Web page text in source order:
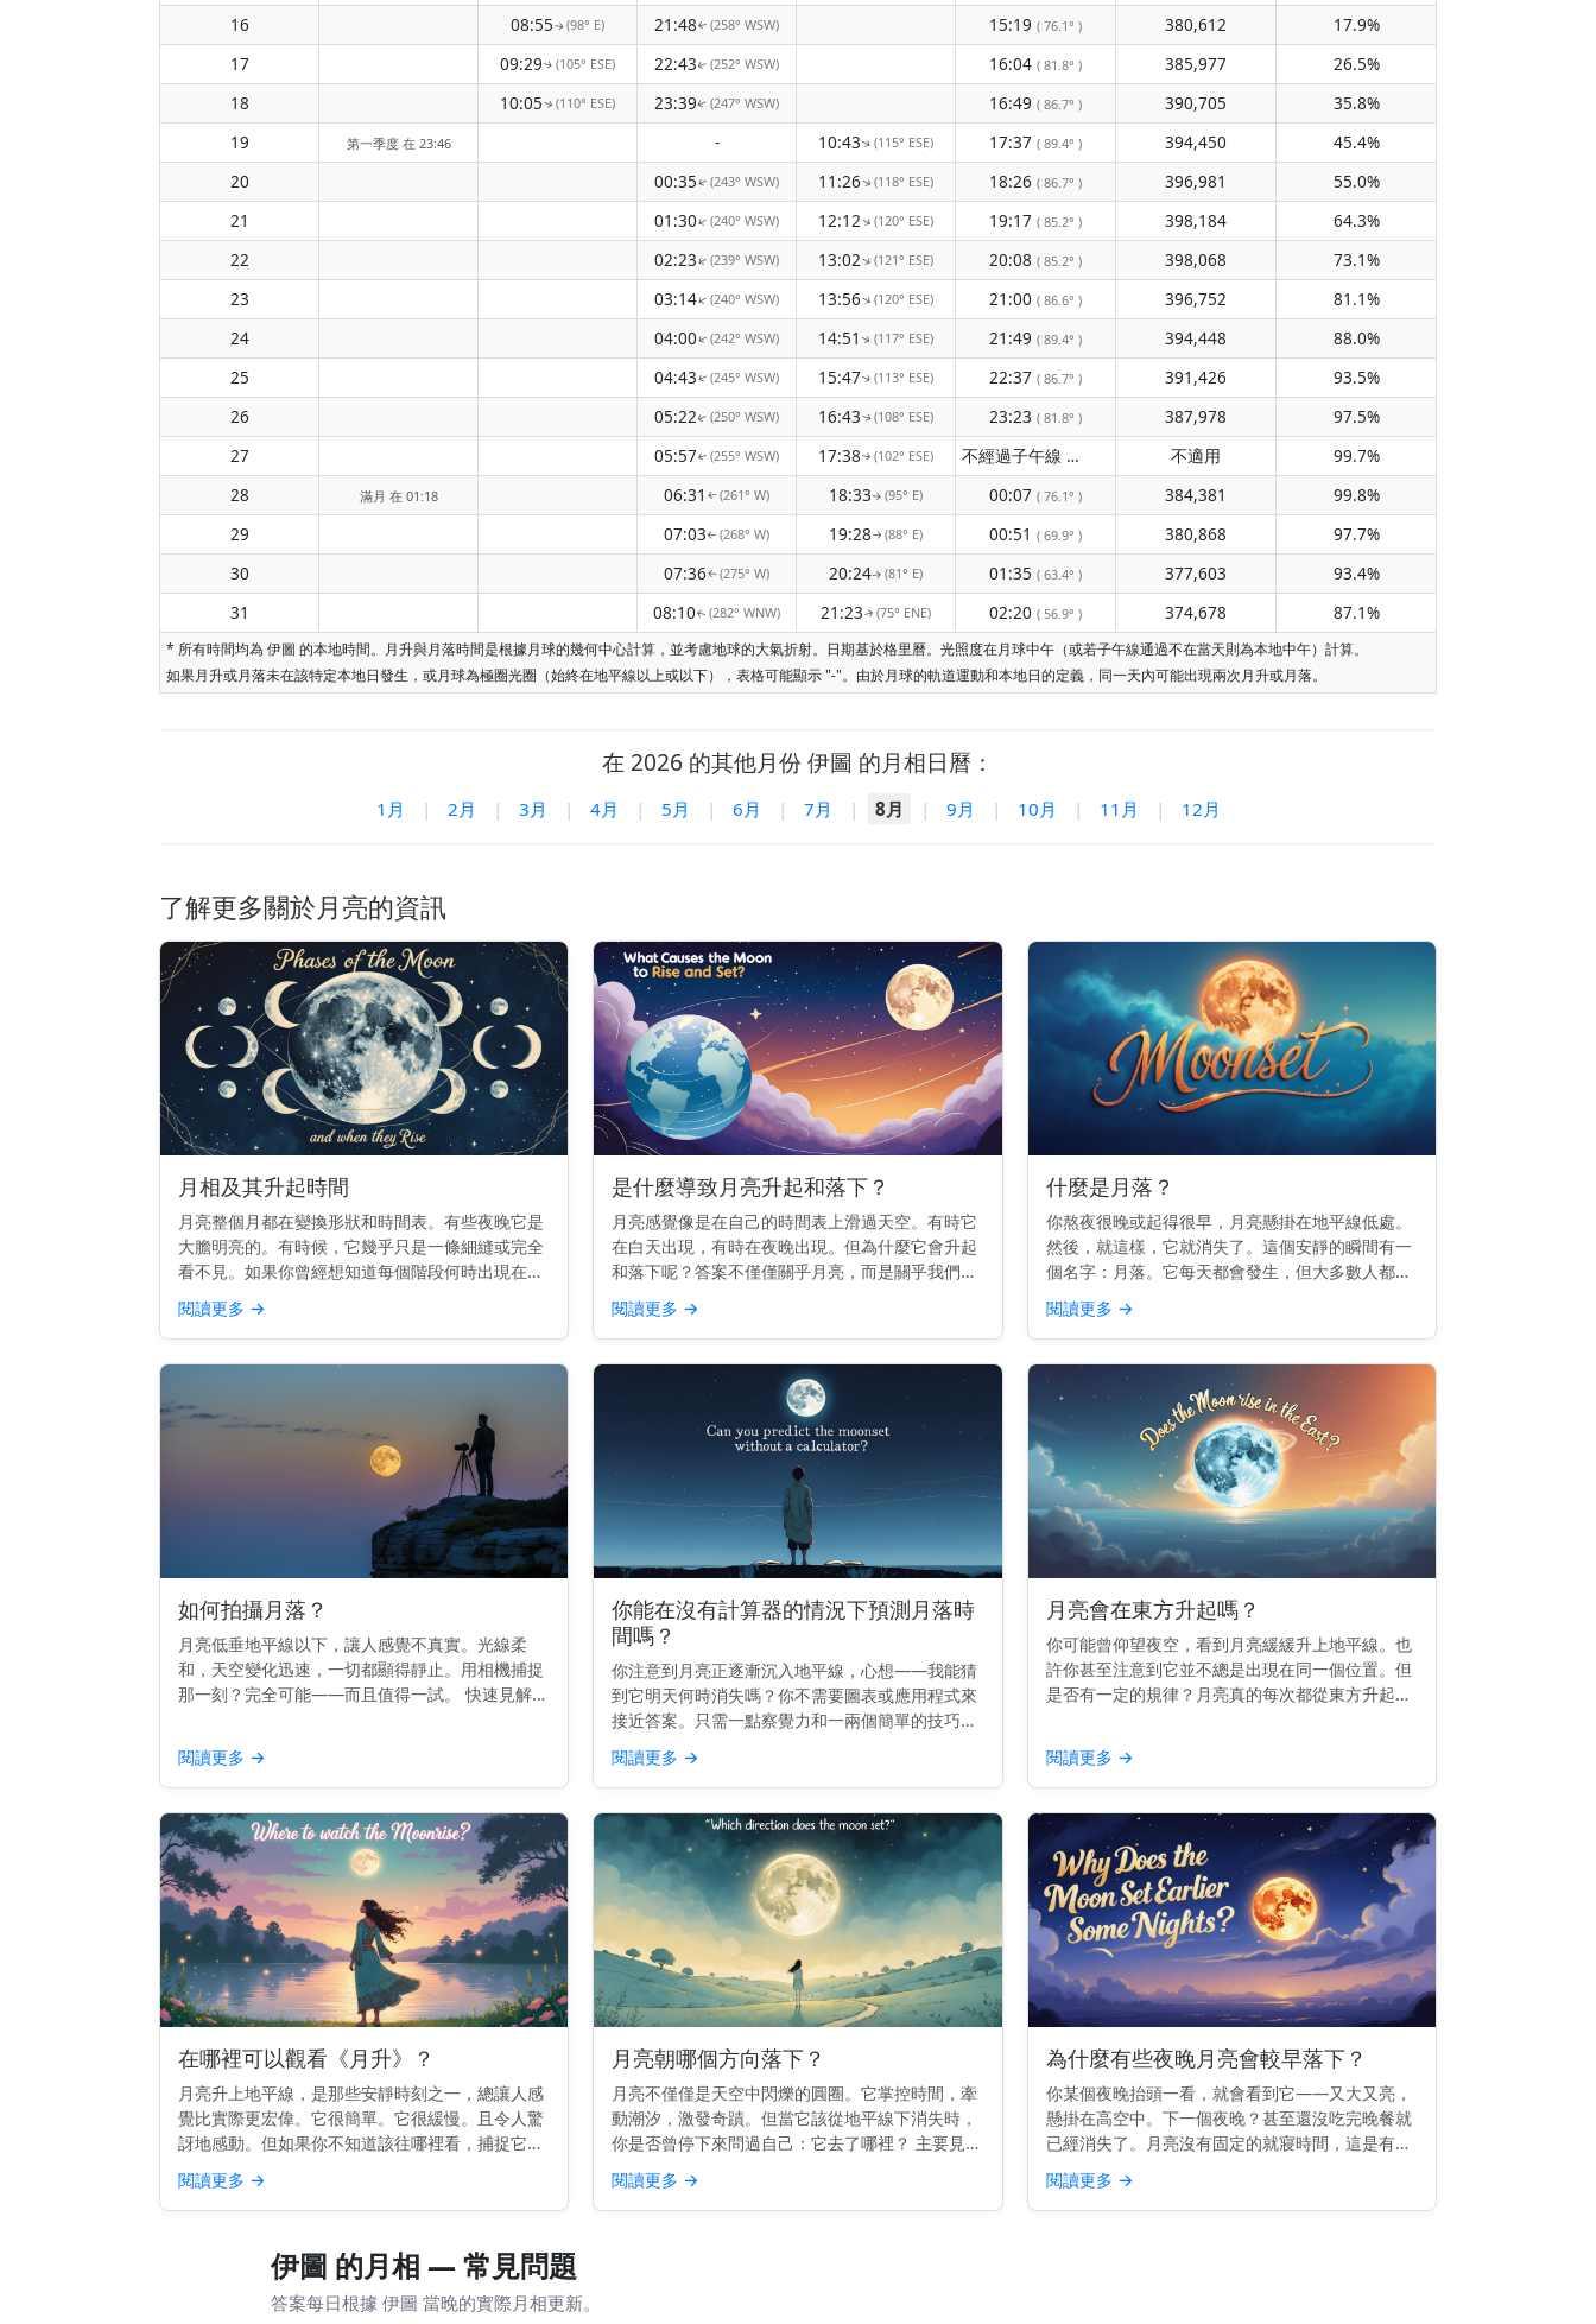
16
08:55↑(98° E) 21:48↑(258° WSW) 15:19 ( 76.1° ) 380,612
17.9%
17
09:29↑(105° ESE) 22:43↑(252° WSW) 16:04 ( 81.8° ) 385,977
26.5%
18
10:05↑(110° ESE) 23:39↑(247° WSW) 16:49 ( 86.7° ) 390,705
35.8%
19
第一季度 在 23:46 - 10:43↑(115° ESE) 17:37 ( 89.4° ) 394,450
45.4%
20
00:35↑(243° WSW) 11:26↑(118° ESE) 18:26 ( 86.7° ) 396,981
55.0%
21
01:30↑(240° WSW) 12:12↑(120° ESE) 19:17 ( 85.2° ) 398,184
64.3%
22
02:23↑(239° WSW) 13:02↑(121° ESE) 20:08 ( 85.2° ) 398,068
73.1%
23
03:14↑(240° WSW) 13:56↑(120° ESE) 21:00 ( 86.6° ) 396,752
81.1%
24
04:00↑(242° WSW) 14:51 ↑(117° ESE) 21:49 ( 89.4° ) 394,448
88.0%
25
04:43↑(245° WSW) 15:47↑(113° ESE) 22:37 ( 86.7° ) 391,426
93.5%
26
05:22↑(250° WSW) 16:43↑(108° ESE) 23:23 ( 81.8° ) 387,978
97.5%
27
05:57↑(255° WSW) 17:38↑(102° ESE) 不經過子午線
( 不適用 ) 不適用
99.7%
28
滿月 在 01:18 06:31 ↑(261° W) 18:33↑(95° E) 00:07 ( 76.1° ) 384,381
99.8%
29
07:03↑(268° W) 19:28↑(88° E) 00:51 ( 69.9° ) 380,868
97.7%
30
07:36↑(275° W) 20:24↑(81° E) 01:35 ( 63.4° ) 377,603
93.4%
31
08:10↑(282° WNW) 21:23↑(75° ENE) 02:20 ( 56.9° ) 374,678 87.1%
* 所有時間均為 伊圖 的本地時間。月升與月落時間是根據月球的幾何中心計算，並考慮地球的大氣折射。日期基於格里曆。光照度在月球中午（或若子午線通過不在當天則為本地中午）計算。
如果月升或月落未在該特定本地日發生，或月球為極圈光圈（始終在地平線以上或以下），表格可能顯示 "-"。由於月球的軌道運動和本地日的定義，同一天內可能出現兩次月升或月落。
在 2026 的其他月份 伊圖 的月相日曆：
1月 | 2月 | 3月 | 4月 | 5月 | 6月 | 7月 | 8月 | 9月 | 10月 | 11月 | 12月
了解更多關於月亮的資訊
月相及其升起時間
月亮整個月都在變換形狀和時間表。有些夜晚它是
大膽明亮的。有時候，它幾乎只是一條細縫或完全
看不見。如果你曾經想知道每個階段何時出現在天
空中，你並不孤單。其實，時間是遵循一個節奏
的。 重點提示： 每個月相的升起時間不同——從
日出到日落——這取決...
閱讀更多 →
是什麼導致月亮升起和落下？
月亮感覺像是在自己的時間表上滑過天空。有時它
在白天出現，有時在夜晚出現。但為什麼它會升起
和落下呢？答案不僅僅關乎月亮，而是關乎我們自
己。 主要見解： 月亮升起和落下是因為地球在旋
轉——而不是因為月亮移動得那麼快。 它真正移動
的原因 地球每2...
閱讀更多 →
什麼是月落？
你熬夜很晚或起得很早，月亮懸掛在地平線低處。
然後，就這樣，它就消失了。這個安靜的瞬間有一
個名字：月落。它每天都會發生，但大多數人都會
錯過。 重點提示： 月落是指月亮滑落到西方地平
線以下，就像日落一樣，但較為柔和。 月落的運作
原理 地球由西向...
閱讀更多 →
如何拍攝月落？
月亮低垂地平線以下，讓人感覺不真實。光線柔
和，天空變化迅速，一切都顯得靜止。用相機捕捉
那一刻？完全可能——而且值得一試。 快速見解：
應用程式或日曆來規劃時間。 時間掌握一切 最佳
的月落照片通常在...
閱讀更多 →
你能在沒有計算器的情況下預測月落時
間嗎？
你注意到月亮正逐漸沉入地平線，心想——我能猜
到它明天何時消失嗎？你不需要圖表或應用程式來
接近答案。只需一點察覺力和一兩個簡單的技巧。
主要見解： 你可以通過知道今天的月落時間，並減
去大約50分鐘來預估明天的月落時間。 月亮的每
日漂移 月亮在...
閱讀更多 →
月亮會在東方升起嗎？
你可能曾仰望夜空，看到月亮緩緩升上地平線。也
許你甚至注意到它並不總是出現在同一個位置。但
是否有一定的規律？月亮真的每次都從東方升起
非常接近東方——就像太陽一樣。 為什麼月亮會跟
隨東方 這一切都與...
閱讀更多 →
在哪裡可以觀看《月升》？
月亮升上地平線，是那些安靜時刻之一，總讓人感
覺比實際更宏偉。它很簡單。它很緩慢。且令人驚
訝地感動。但如果你不知道該往哪裡看，捕捉它並
不總是那麼容易。 快速提示： 面向東方，視野開
闊，能看到地平線。較高的地勢或面向開闊天空的
海灘效果最佳。 為...
閱讀更多 →
月亮朝哪個方向落下？
月亮不僅僅是天空中閃爍的圓圈。它掌控時間，牽
動潮汐，激發奇蹟。但當它該從地平線下消失時，
你是否曾停下來問過自己：它去了哪裡？ 主要見
解： 月亮在西方落下，就像太陽一樣。但每晚的確
切位置會略有變化。 為什麼月亮會在西方落下 地
球由西向東旋轉。...
閱讀更多 →
為什麼有些夜晚月亮會較早落下？
你某個夜晚抬頭一看，就會看到它——又大又亮，
懸掛在高空中。下一個夜晚？甚至還沒吃完晚餐就
已經消失了。月亮沒有固定的就寢時間，這是有充
分原因的。 快速見解： 有些夜晚月亮較早落下，
是因為它的軌道使它每天升起的時間大約晚50分鐘
——因此相較於前...
閱讀更多 →
伊圖 的月相 — 常見問題
答案每日根據 伊圖 當晚的實際月相更新。